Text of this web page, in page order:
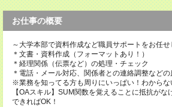
お仕事の概要
～大学本部で資料作成など職員サポートをお任せ
＊文書・資料作成（フォーマットあり！）
＊経理関係（伝票など）の処理・チェック
＊電話・メール対応、関係者との連絡調整などの
※業務を知ってる方も周りにいっぱい！わからな
【OAスキル】SUM関数を覚えることに抵抗がな
できればOK！